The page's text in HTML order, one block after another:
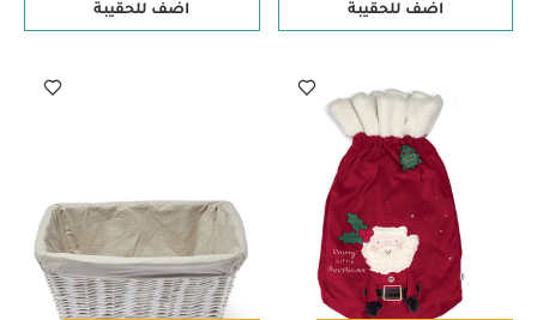
اضف للحقيبة اضف للحقيبة